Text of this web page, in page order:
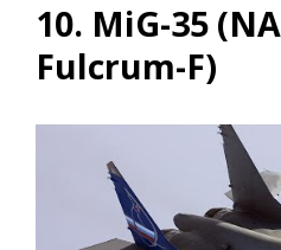
10. MiG-35
Fulcrum-F)